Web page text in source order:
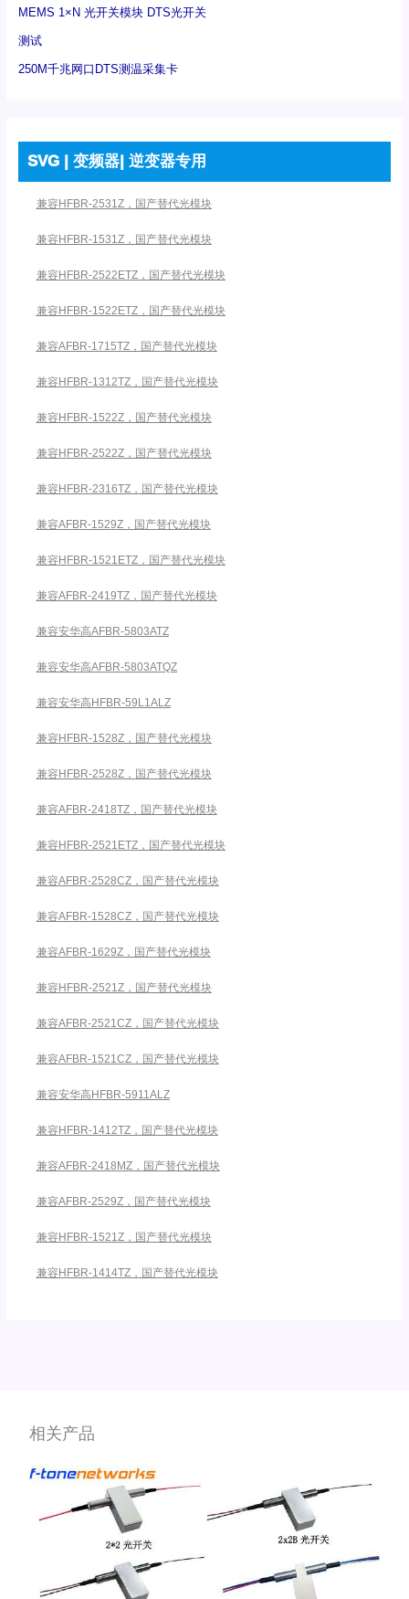
MEMS 1×N 光开关模块 DTS光开关
测试
250M千兆网口DTS测温采集卡
SVG | 变频器| 逆变器专用
兼容HFBR-2531Z，国产替代光模块
兼容HFBR-1531Z，国产替代光模块
兼容HFBR-2522ETZ，国产替代光模块
兼容HFBR-1522ETZ，国产替代光模块
兼容AFBR-1715TZ，国产替代光模块
兼容HFBR-1312TZ，国产替代光模块
兼容HFBR-1522Z，国产替代光模块
兼容HFBR-2522Z，国产替代光模块
兼容HFBR-2316TZ，国产替代光模块
兼容AFBR-1529Z，国产替代光模块
兼容HFBR-1521ETZ，国产替代光模块
兼容AFBR-2419TZ，国产替代光模块
兼容安华高AFBR-5803ATZ
兼容安华高AFBR-5803ATQZ
兼容安华高HFBR-59L1ALZ
兼容HFBR-1528Z，国产替代光模块
兼容HFBR-2528Z，国产替代光模块
兼容AFBR-2418TZ，国产替代光模块
兼容HFBR-2521ETZ，国产替代光模块
兼容AFBR-2528CZ，国产替代光模块
兼容AFBR-1528CZ，国产替代光模块
兼容AFBR-1629Z，国产替代光模块
兼容HFBR-2521Z，国产替代光模块
兼容AFBR-2521CZ，国产替代光模块
兼容AFBR-1521CZ，国产替代光模块
兼容安华高HFBR-5911ALZ
兼容HFBR-1412TZ，国产替代光模块
兼容AFBR-2418MZ，国产替代光模块
兼容AFBR-2529Z，国产替代光模块
兼容HFBR-1521Z，国产替代光模块
兼容HFBR-1414TZ，国产替代光模块
相关产品